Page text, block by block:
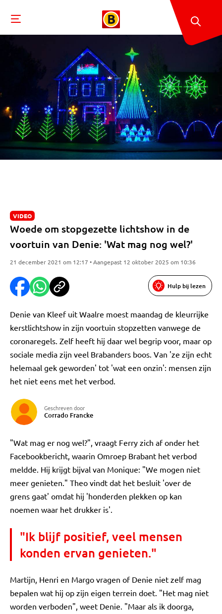
VIDEO
Woede om stopgezette lichtshow in de
voortuin van Denie: 'Wat mag nog wel?'
21 december 2021 om 12:17 • Aangepast 12 oktober 2025 om 10:36
Hulp bij lezen
Denie van Kleef uit Waalre moest maandag de kleurrijke
kerstlichtshow in zijn voortuin stopzetten vanwege de
coronaregels. Zelf heeft hij daar wel begrip voor, maar op
sociale media zijn veel Brabanders boos. Van 'ze zijn echt
helemaal gek geworden' tot 'wat een onzin': mensen zijn
het niet eens met het verbod.
Geschreven door
Corrado Francke
"Wat mag er nog wel?", vraagt Ferry zich af onder het
Facebookbericht, waarin Omroep Brabant het verbod
meldde. Hij krijgt bijval van Monique: "We mogen niet
meer genieten." Theo vindt dat het besluit 'over de
grens gaat' omdat hij 'honderden plekken op kan
noemen waar het drukker is'.
"Ik blijf positief, veel mensen
konden ervan genieten."
Martijn, Henri en Margo vragen of Denie niet zelf mag
bepalen wat hij op zijn eigen terrein doet. "Het mag niet
worden verboden", weet Denie. "Maar als ik doorga,